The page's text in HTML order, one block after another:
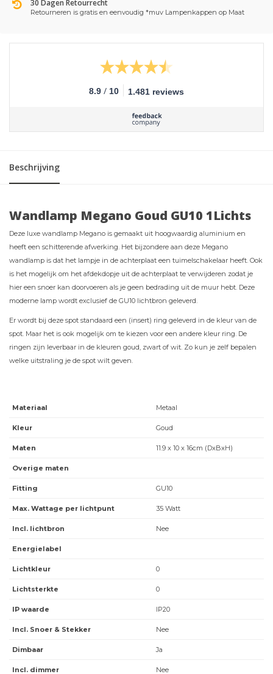
30 Dagen Retourrecht
Retourneren is gratis en eenvoudig *muv Lampenkappen op Maat
8.9 / 10 1.481 reviews
Beschrijving
Wandlamp Megano Goud GU10 1Lichts
Deze luxe wandlamp Megano is gemaakt uit hoogwaardig aluminium en
heeft een schitterende afwerking. Het bijzondere aan deze Megano
wandlamp is dat het lampje in de achterplaat een tuimelschakelaar heeft. Ook
is het mogelijk om het afdekdopje uit de achterplaat te verwijderen zodat je
hier een snoer kan doorvoeren als je geen bedrading uit de muur hebt. Deze
moderne lamp wordt exclusief de GU10 lichtbron geleverd.
Er wordt bij deze spot standaard een (insert) ring geleverd in de kleur van de
spot. Maar het is ook mogelijk om te kiezen voor een andere kleur ring. De
ringen zijn leverbaar in de kleuren goud, zwart of wit. Zo kun je zelf bepalen
welke uitstraling je de spot wilt geven.
Materiaal Metaal
Kleur Goud
Maten 11.9 x 10 x 16cm (DxBxH)
Overige maten
Fitting GU10
Max. Wattage per lichtpunt 35 Watt
Incl. lichtbron Nee
Energielabel
Lichtkleur 0
Lichtsterkte 0
IP waarde IP20
Incl. Snoer & Stekker Nee
Dimbaar Ja
Incl. dimmer Nee